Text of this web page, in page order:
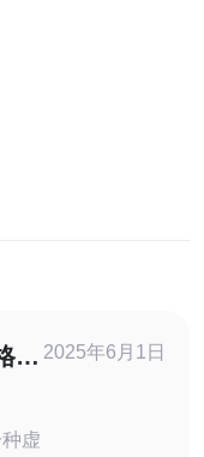
一
虚
2025年6月1日